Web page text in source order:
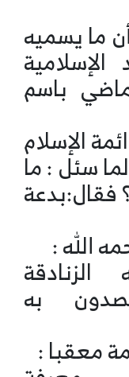
ما يسميه
الإسلامية
باسم
الإسلام
سئل : ما
فقال:بدعة
الله :
به
معقبا :